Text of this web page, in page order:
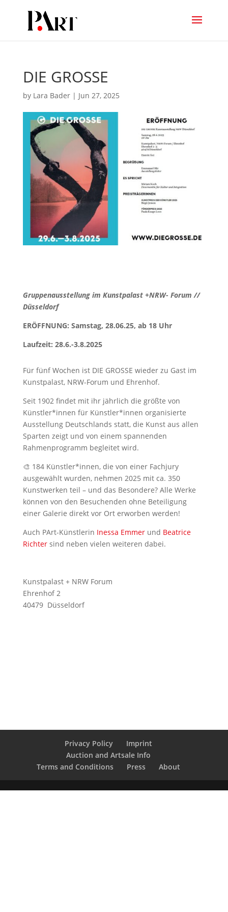
DIE GROSSE
by Lara Bader| Jun 27, 2025
Gruppenausstellung im Kunstpalast +NRW- Forum //
Düsseldorf
ERÖFFNUNG: Samstag, 28.06.25, ab 18 Uhr
Laufzeit: 28.6.-3.8.2025
Für fünf Wochen ist DIE GROSSE wieder zu Gast im
Kunstpalast, NRW-Forum und Ehrenhof.
Seit 1902 findet mit ihr jährlich die größte von
Künstler*innen für Künstler*innen organisierte
Ausstellung Deutschlands statt, die Kunst aus allen
Sparten zeigt und von einem spannenden
Rahmenprogramm begleitet wird.
🎨 184 Künstler*innen, die von einer Fachjury
ausgewählt wurden, nehmen 2025 mit ca. 350
Kunstwerken teil – und das Besondere? Alle Werke
können von den Besuchenden ohne Beteiligung
einer Galerie direkt vor Ort erworben werden!
Auch PArt-Künstlerin Inessa Emmerund Beatrice
Richtersind neben vielen weiteren dabei.
Kunstpalast + NRW Forum
Ehrenhof 2
40479 Düsseldorf
Privacy Policy
Imprint
Auction and Artsale Info
Terms and Conditions
Press About